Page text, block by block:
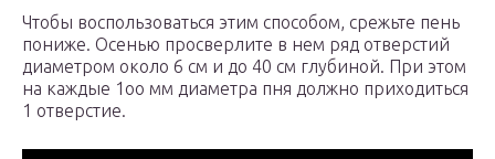
Чтобы воспользоваться этим способом, срежьте пень
пониже. Осенью просверлите в нем ряд отверстий
диаметром около 6 см и до 40 см глубиной. При этом
на каждые 1оо мм диаметра пня должно приходиться
1 отверстие.